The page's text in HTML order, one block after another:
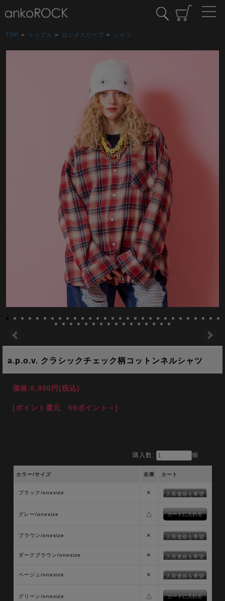
TOP > トップス > ロングスリーブ > シャツ
a.p.o.v. クラシックチェック柄コットンネルシャツ
価格:6,990円(税込)
[ポイント還元 69ポイント～]
購入数: 個
カラー/サイズ 在庫 カート
ブラック/onesize × 入荷連絡を希望
グレー/onesize △
ブラウン/onesize × 入荷連絡を希望
ダークブラウン/onesize × 入荷連絡を希望
ベージュ/onesize × 入荷連絡を希望
グリーン/onesize △